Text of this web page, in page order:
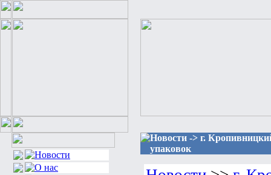
Новости -> г.
упаковок